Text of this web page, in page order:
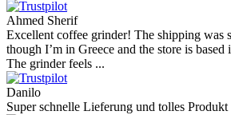
Ahmed Sherif
Excellent coffee grinder! The shipping was
though I’m in Greece and the store is
The grinder feels ...
Danilo
Super schnelle Lieferung und tolles Produkt